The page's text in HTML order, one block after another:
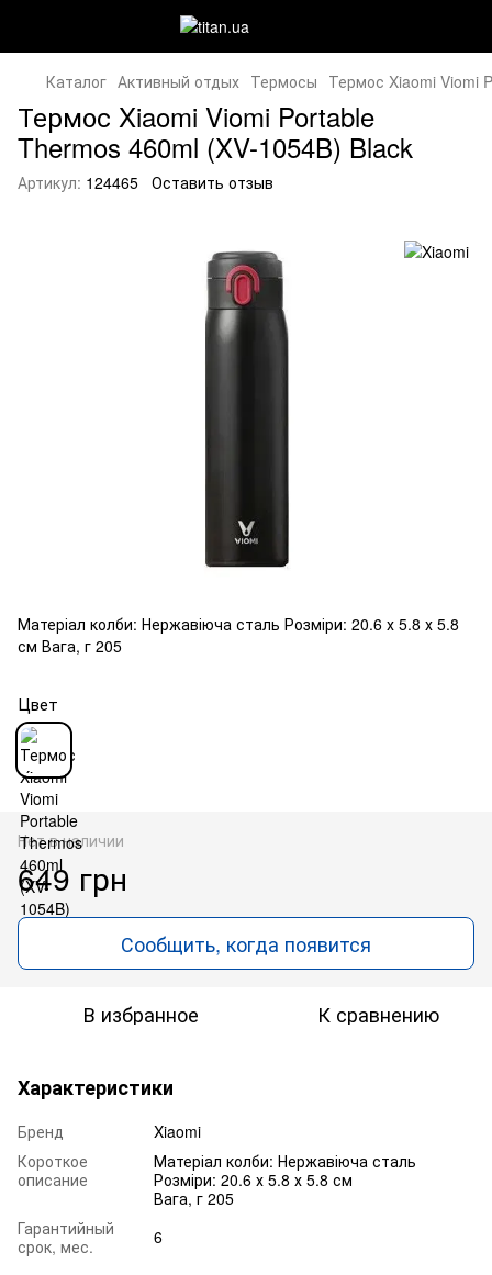
Каталог Активный отдых Термосы Термос Xiaomi Viomi
Термос Xiaomi Viomi Portable
Thermos 460ml (XV-1054B) Black
Артикул: 124465 Оставить отзыв
Матеріал колби: Нержавіюча сталь Розміри: 20.6 х 5.8 х 5.8
см Вага, г 205
Цвет
Нет в наличии
649 грн
Сообщить, когда появится
В избранное К сравнению
Характеристики
Бренд
Xiaomi
Короткое
описание
Матеріал колби: Нержавіюча сталь
Розміри: 20.6 х 5.8 х 5.8 см
Вага, г 205
Гарантийный
срок, мес.
6